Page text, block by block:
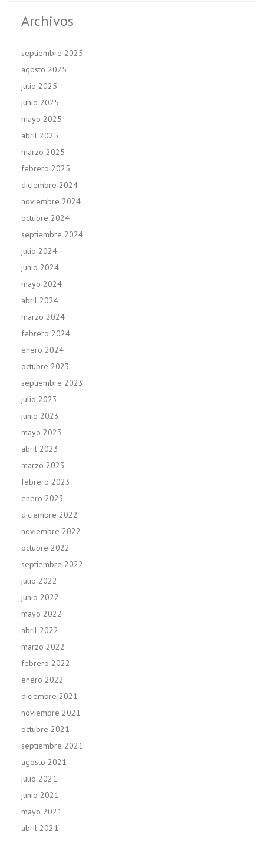
Archivos
septiembre 2025
agosto 2025
julio 2025
junio 2025
mayo 2025
abril 2025
marzo 2025
febrero 2025
diciembre 2024
noviembre 2024
octubre 2024
septiembre 2024
julio 2024
junio 2024
mayo 2024
abril 2024
marzo 2024
febrero 2024
enero 2024
octubre 2023
septiembre 2023
julio 2023
junio 2023
mayo 2023
abril 2023
marzo 2023
febrero 2023
enero 2023
diciembre 2022
noviembre 2022
octubre 2022
septiembre 2022
julio 2022
junio 2022
mayo 2022
abril 2022
marzo 2022
febrero 2022
enero 2022
diciembre 2021
noviembre 2021
octubre 2021
septiembre 2021
agosto 2021
julio 2021
junio 2021
mayo 2021
abril 2021